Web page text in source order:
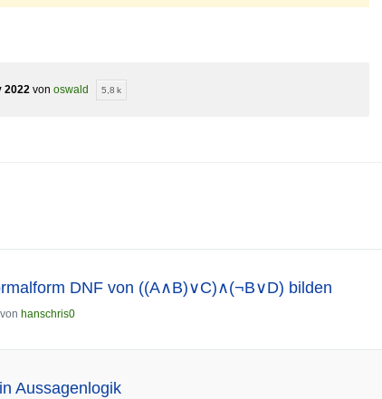
2022 von oswald 5,8 k
DNF von ((A∧B)∨C)∧(¬B∨D) bilden
von hanschris0
Aussagenlogik